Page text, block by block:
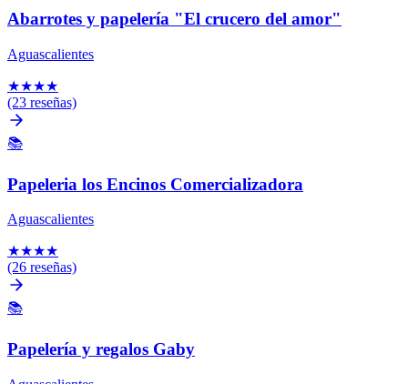
Abarrotes y papelería "El crucero del amor"
Aguascalientes
★★★★
(23 reseñas)
📚
Papeleria los Encinos Comercializadora
Aguascalientes
★★★★
(26 reseñas)
📚
Papelería y regalos Gaby